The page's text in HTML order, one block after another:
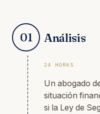
01 Análisis
24 HORAS
Un abogado
situación
si la Ley de